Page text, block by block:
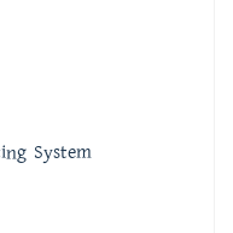
System